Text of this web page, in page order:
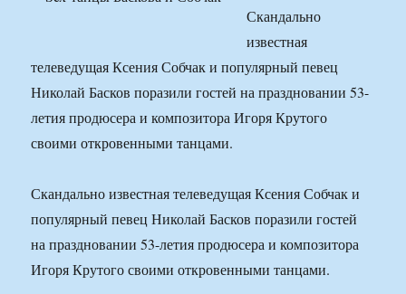
Скандально
известная
телеведущая Ксения Собчак и популярный певец
Николай Басков поразили гостей на праздновании 53-
летия продюсера и композитора Игоря Крутого
своими откровенными танцами.
Скандально известная телеведущая Ксения Собчак и
популярный певец Николай Басков поразили гостей
на праздновании 53-летия продюсера и композитора
Игоря Крутого своими откровенными танцами.